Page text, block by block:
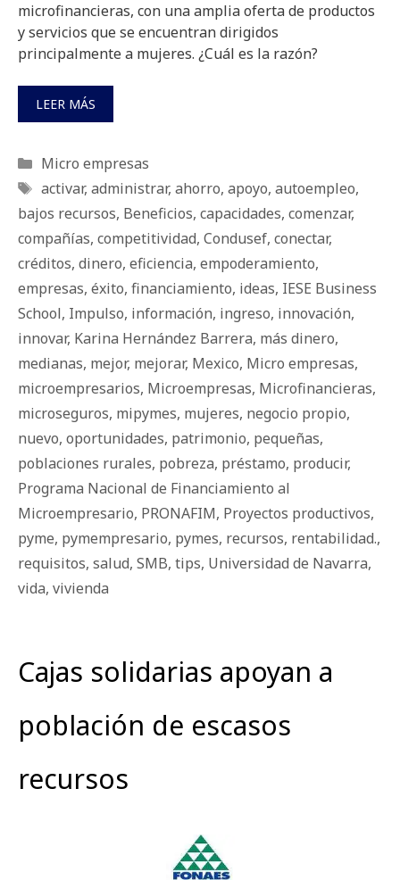
microfinancieras, con una amplia oferta de productos
y servicios que se encuentran dirigidos
principalmente a mujeres. ¿Cuál es la razón?
LEER MÁS
Categorías
Micro empresas
Etiquetas
activar, administrar, ahorro, apoyo, autoempleo,
bajos recursos, Beneficios, capacidades, comenzar,
compañías, competitividad, Condusef, conectar,
créditos, dinero, eficiencia, empoderamiento,
empresas, éxito, financiamiento, ideas, IESE Business
School, Impulso, información, ingreso, innovación,
innovar, Karina Hernández Barrera, más dinero,
medianas, mejor, mejorar, Mexico, Micro empresas,
microempresarios, Microempresas, Microfinancieras,
microseguros, mipymes, mujeres, negocio propio,
nuevo, oportunidades, patrimonio, pequeñas,
poblaciones rurales, pobreza, préstamo, producir,
Programa Nacional de Financiamiento al
Microempresario, PRONAFIM, Proyectos productivos,
pyme, pymempresario, pymes, recursos, rentabilidad.,
requisitos, salud, SMB, tips, Universidad de Navarra,
vida, vivienda
Cajas solidarias apoyan a
población de escasos
recursos